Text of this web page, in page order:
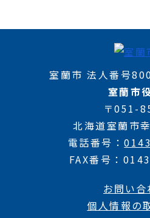
室蘭市 法人番号
室蘭市
〒051-
北海道室蘭市
電話番号
FAX番号
お問い合
個人情報の